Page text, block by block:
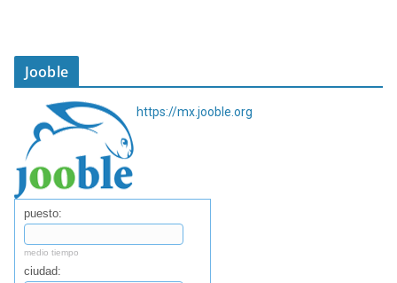
Jooble
https://mx.jooble.org
puesto:
medio tiempo
ciudad: